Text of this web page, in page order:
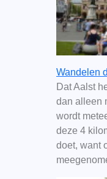
Wandelen
Dat Aalst
dan alleen
wordt
deze 4
doet, want